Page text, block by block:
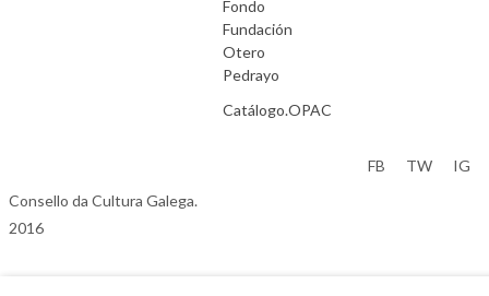
Fondo
Fundación
Otero
Pedrayo
Catálogo.OPAC
Consello da Cultura Galega.
2016
FB TW IG